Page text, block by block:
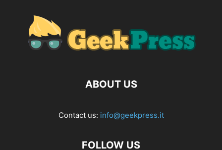
ABOUT US
Contact us: info@geekpress.it
FOLLOW US